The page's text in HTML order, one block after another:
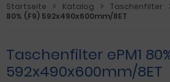
Startseite Katalog Taschenfilter
80% (F9) 592x490x600mm/8ET
Taschenfilter ePM1
592x490x600mm/8ET